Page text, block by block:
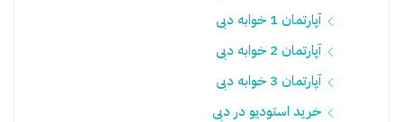
آپارتمان 1 خوابه دبی
آپارتمان 2 خوابه دبی
آپارتمان 3 خوابه دبی
خرید استودیو در دبی